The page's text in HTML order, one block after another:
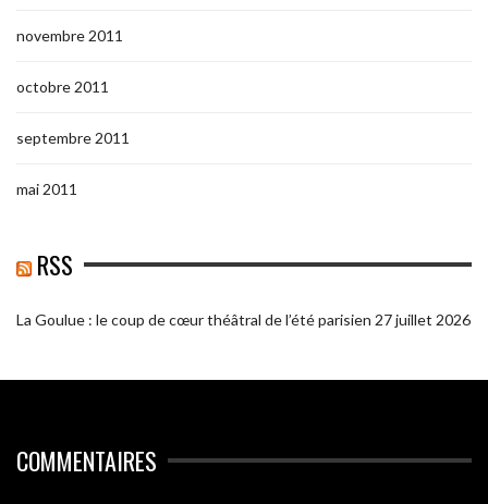
novembre 2011
octobre 2011
septembre 2011
mai 2011
RSS
La Goulue : le coup de cœur théâtral de l’été parisien 27 juillet 2026
COMMENTAIRES